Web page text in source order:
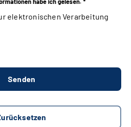
elektronischen Verarbeitung